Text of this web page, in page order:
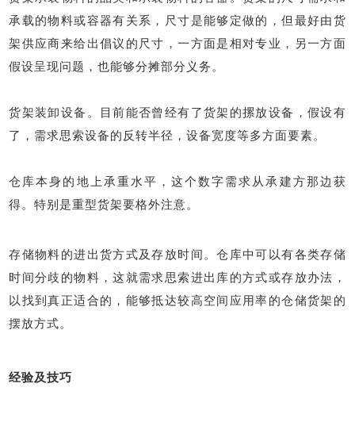
承载的物料或容器有关系，尺寸是能够定做的，但最好由货
架供应商来给出倡议的尺寸，一方面是相对专业，另一方面
假设呈现问题，也能够分摊部分义务。
货架装卸设备。目前能否曾经有了货架的摞放设备，假设有
了，需求思索设备的反转半径，设备宽度等多方面要素。
仓库本身的地上承重水平，这个数字需求从承建方那边获
得。特别是重型货架要格外注意。
存储物料的进出货方式及存放时间。仓库中可以有各类存储
时间分歧的物料，这就需求思索进出库的方式或存放办法，
以找到真正适合的，能够抵达较高空间应用率的仓储货架的
摆放方式。
经验及技巧